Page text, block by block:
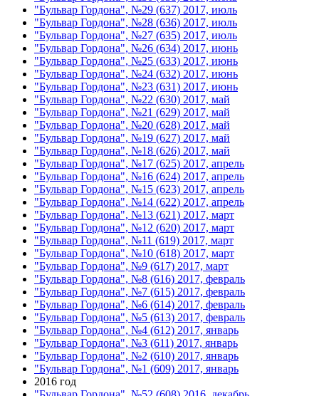
"Бульвар Гордона", №29 (637) 2017, июль
"Бульвар Гордона", №28 (636) 2017, июль
"Бульвар Гордона", №27 (635) 2017, июль
"Бульвар Гордона", №26 (634) 2017, июнь
"Бульвар Гордона", №25 (633) 2017, июнь
"Бульвар Гордона", №24 (632) 2017, июнь
"Бульвар Гордона", №23 (631) 2017, июнь
"Бульвар Гордона", №22 (630) 2017, май
"Бульвар Гордона", №21 (629) 2017, май
"Бульвар Гордона", №20 (628) 2017, май
"Бульвар Гордона", №19 (627) 2017, май
"Бульвар Гордона", №18 (626) 2017, май
"Бульвар Гордона", №17 (625) 2017, апрель
"Бульвар Гордона", №16 (624) 2017, апрель
"Бульвар Гордона", №15 (623) 2017, апрель
"Бульвар Гордона", №14 (622) 2017, апрель
"Бульвар Гордона", №13 (621) 2017, март
"Бульвар Гордона", №12 (620) 2017, март
"Бульвар Гордона", №11 (619) 2017, март
"Бульвар Гордона", №10 (618) 2017, март
"Бульвар Гордона", №9 (617) 2017, март
"Бульвар Гордона", №8 (616) 2017, февраль
"Бульвар Гордона", №7 (615) 2017, февраль
"Бульвар Гордона", №6 (614) 2017, февраль
"Бульвар Гордона", №5 (613) 2017, февраль
"Бульвар Гордона", №4 (612) 2017, январь
"Бульвар Гордона", №3 (611) 2017, январь
"Бульвар Гордона", №2 (610) 2017, январь
"Бульвар Гордона", №1 (609) 2017, январь
2016 год